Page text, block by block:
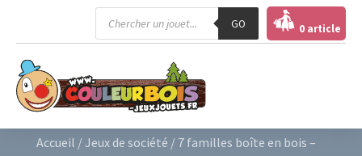
Recherche
produits
GO 0 article
Accueil / Jeux de société / 7 familles boîte en bois –